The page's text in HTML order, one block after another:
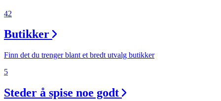
42
Butikker
Finn det du trenger blant et bredt utvalg butikker
5
Steder å spise noe godt